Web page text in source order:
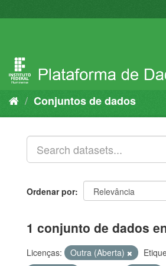
para
Conjuntos de dados
Ordenar por
1 conjunto de dados
Licenças: Outra (Aberta)